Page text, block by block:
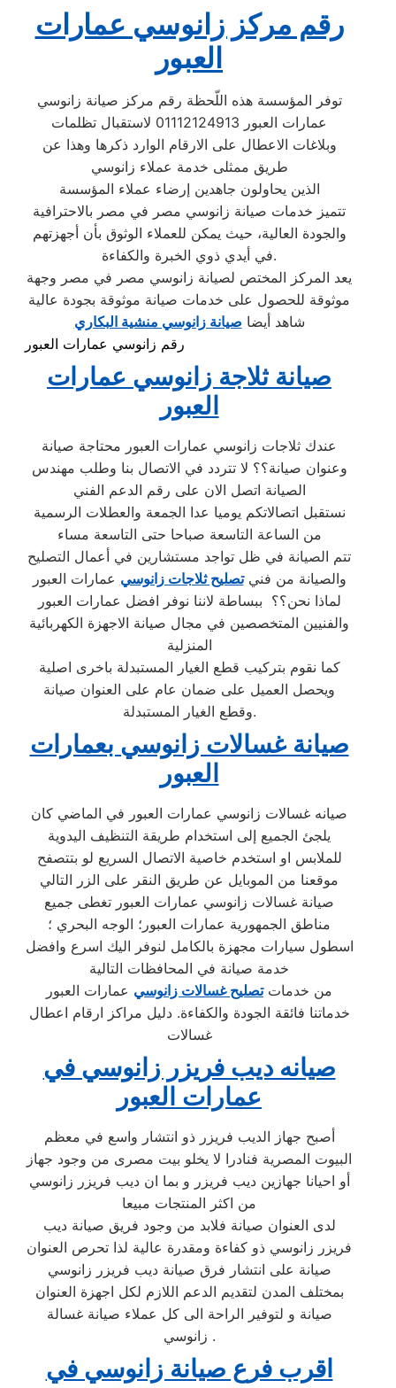
رقم مركز زانوسي عمارات
العبور
توفر المؤسسة هذه اللّحظة رقم مركز صيانة زانوسي
عمارات العبور 01112124913 لاستقبال تظلمات
وبلاغات الاعطال على الارقام الوارد ذكرها وهذا عن
طريق ممثلى خدمة عملاء زانوسي
الذين يحاولون جاهدين إرضاء عملاء المؤسسة
تتميز خدمات صيانة زانوسي مصر في مصر بالاحترافية
والجودة العالية، حيث يمكن للعملاء الوثوق بأن أجهزتهم
في أيدي ذوي الخبرة والكفاءة.
يعد المركز المختص لصيانة زانوسي مصر في مصر وجهة
موثوقة للحصول على خدمات صيانة موثوقة بجودة عالية
شاهد أيضا صيانة زانوسي منشية البكاري
رقم زانوسي عمارات العبور
صيانة ثلاجة زانوسي عمارات
العبور
عندك ثلاجات زانوسي عمارات العبور محتاجة صيانة
وعنوان صيانة؟؟ لا تتردد في الاتصال بنا وطلب مهندس
الصيانة اتصل الان على رقم الدعم الفني
نستقبل اتصالاتكم يوميا عدا الجمعة والعطلات الرسمية
من الساعة التاسعة صباحا حتى التاسعة مساء
تتم الصيانة في ظل تواجد مستشارين في أعمال التصليح
والصيانة من فنيتصليح ثلاجات زانوسي عمارات العبور
لماذا نحن؟؟ ببساطة لاننا نوفر افضل عمارات العبور
والفنيين المتخصصين في مجال صيانة الاجهزة الكهربائية
المنزلية
كما نقوم بتركيب قطع الغيار المستبدلة باخرى اصلية
ويحصل العميل على ضمان عام على العنوان صيانة
وقطع الغيار المستبدلة.
صيانة غسالات زانوسي بعمارات
العبور
صيانه غسالات زانوسي عمارات العبور في الماضي كان
يلجئ الجميع إلى استخدام طريقة التنظيف اليدوية
للملابس او استخدم خاصية الاتصال السريع لو بتتصفح
موقعنا من الموبايل عن طريق النقر على الزر التالي
صيانة غسالات زانوسي عمارات العبور تغطى جميع
مناطق الجمهورية عمارات العبور؛ الوجه البحري ؛
اسطول سيارات مجهزة بالكامل لنوفر اليك اسرع وافضل
خدمة صيانة في المحافظات التالية
من خدماتتصليح غسالات زانوسي عمارات العبور
خدماتنا فائقة الجودة والكفاءة. دليل مراكز ارقام اعطال
غسالات
صيانه ديب فريزر زانوسي في
عمارات العبور
أصبح جهاز الديب فريزر ذو انتشار واسع في معظم
البيوت المصرية فنادرا لا يخلو بيت مصرى من وجود جهاز
أو احيانا جهازين ديب فريزر و بما ان ديب فريزر زانوسي
من اكثر المنتجات مبيعا
لدى العنوان صيانة فلابد من وجود فريق صيانة ديب
فريزر زانوسي ذو كفاءة ومقدرة عالية لذا تحرص العنوان
صيانة على انتشار فرق صيانة ديب فريزر زانوسي
بمختلف المدن لتقديم الدعم اللازم لكل اجهزة العنوان
صيانة و لتوفير الراحة الى كل عملاء صيانة غسالة
زانوسي .
اقرب فرع صيانة زانوسي في